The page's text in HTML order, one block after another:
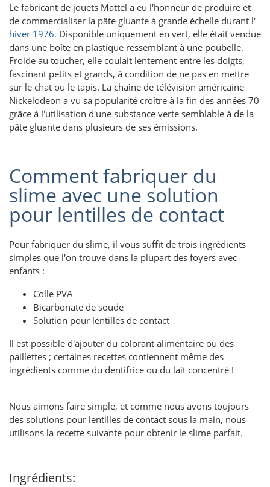
Le fabricant de jouets Mattel a eu l'honneur de produire et
de commercialiser la pâte gluante à grande échelle durant l'
hiver 1976. Disponible uniquement en vert, elle était vendue
dans une boîte en plastique ressemblant à une poubelle.
Froide au toucher, elle coulait lentement entre les doigts,
fascinant petits et grands, à condition de ne pas en mettre
sur le chat ou le tapis. La chaîne de télévision américaine
Nickelodeon a vu sa popularité croître à la fin des années 70
grâce à l'utilisation d'une substance verte semblable à de la
pâte gluante dans plusieurs de ses émissions.
Comment fabriquer du
slime avec une solution
pour lentilles de contact
Pour fabriquer du slime, il vous suffit de trois ingrédients
simples que l'on trouve dans la plupart des foyers avec
enfants :
Colle PVA
Bicarbonate de soude
Solution pour lentilles de contact
Il est possible d'ajouter du colorant alimentaire ou des
paillettes ; certaines recettes contiennent même des
ingrédients comme du dentifrice ou du lait concentré !
Nous aimons faire simple, et comme nous avons toujours
des solutions pour lentilles de contact sous la main, nous
utilisons la recette suivante pour obtenir le slime parfait.
Ingrédients: